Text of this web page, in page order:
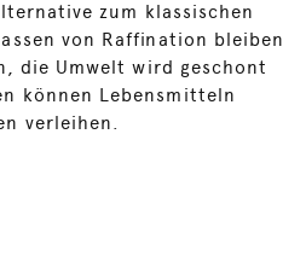
zum klassischen
von Raffination bleiben
die Umwelt wird geschont
können Lebensmitteln
verleihen.